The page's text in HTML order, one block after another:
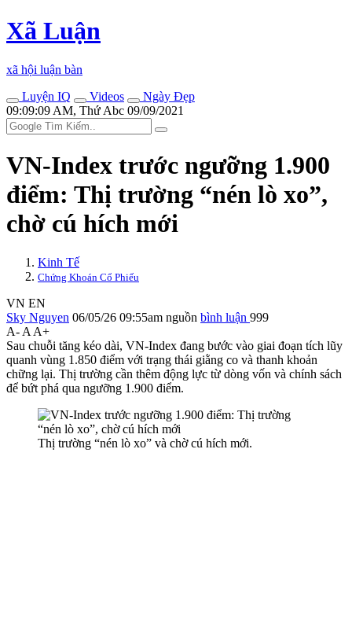
Xã Luận
xã hội luận bàn
Luyện IQ
Videos
Ngày Đẹp
09:09:09 AM, Thứ Abc 09/09/2021
VN-Index trước ngưỡng 1.900
điểm: Thị trường “nén lò xo”,
chờ cú hích mới
Kinh Tế
Chứng Khoán Cổ Phiếu
VN EN
Sky Nguyen 06/05/26 09:55am nguồn bình luận 999
A- A A+
Sau chuỗi tăng kéo dài, VN-Index đang bước vào giai đoạn tích lũy
quanh vùng 1.850 điểm với trạng thái giằng co và thanh khoản
chững lại. Thị trường cần thêm động lực từ dòng vốn và chính sách
để bứt phá qua ngưỡng 1.900 điểm.
Thị trường “nén lò xo” và chờ cú hích mới.